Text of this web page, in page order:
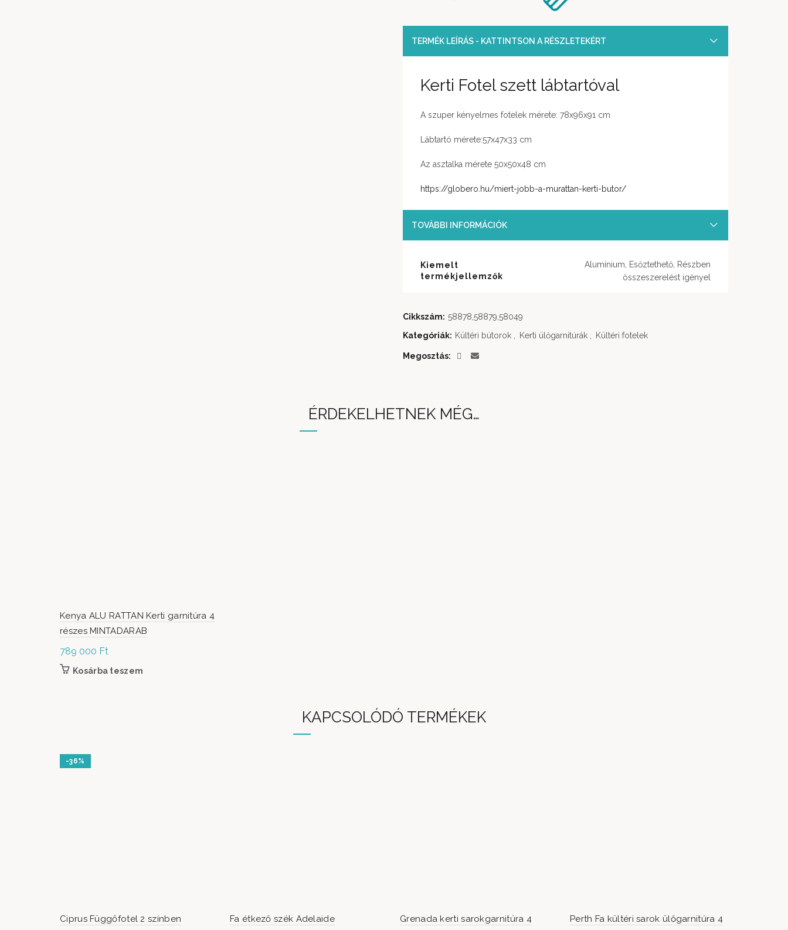
TERMÉK LEÍRÁS - KATTINTSON A RÉSZLETEKÉRT
Kerti Fotel szett lábtartóval
A szuper kényelmes fotelek mérete: 78x96x91 cm
Lábtartó mérete:57x47x33 cm
Az asztalka mérete 50x50x48 cm
https://globero.hu/miert-jobb-a-murattan-kerti-butor/
TOVÁBBI INFORMÁCIÓK
Kiemelt
termékjellemzők
Alumínium, Esőztethető, Részben
összeszerelést igényel
Cikkszám: 58878,58879,58049
Kategóriák: Kültéri bútorok Kerti ülőgarnitúrák Kültéri fotelek
Megosztás
ÉRDEKELHETNEK MÉG…
Kenya ALU RATTAN Kerti garnitúra 4
részes MINTADARAB
789 000 Ft
Kosárba teszem
KAPCSOLÓDÓ TERMÉKEK
-36%
Ciprus Függőfotel 2 színben Fa étkező szék Adelaide
Grenada kerti sarokgarnitúra 4
Perth Fa kültéri sarok ülőgarnitúra 4